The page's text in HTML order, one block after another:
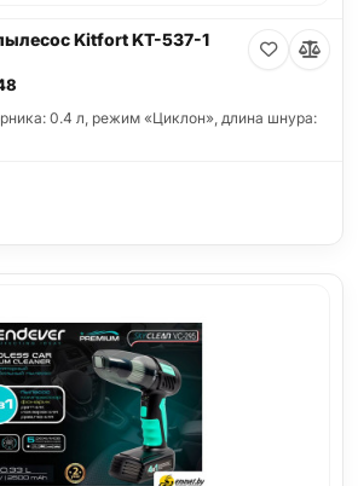
Kitfort KT-537-1
0.4 л, режим «Циклон», длина шнура: